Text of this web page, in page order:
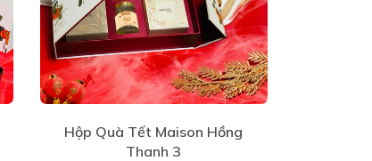
Hộp Quà Tết Maison Hồng
Thanh 3